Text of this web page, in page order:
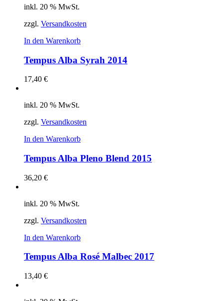
inkl. 20 % MwSt.
zzgl. Versandkosten
In den Warenkorb
Tempus Alba Syrah 2014
17,40 €
inkl. 20 % MwSt.
zzgl. Versandkosten
In den Warenkorb
Tempus Alba Pleno Blend 2015
36,20 €
inkl. 20 % MwSt.
zzgl. Versandkosten
In den Warenkorb
Tempus Alba Rosé Malbec 2017
13,40 €